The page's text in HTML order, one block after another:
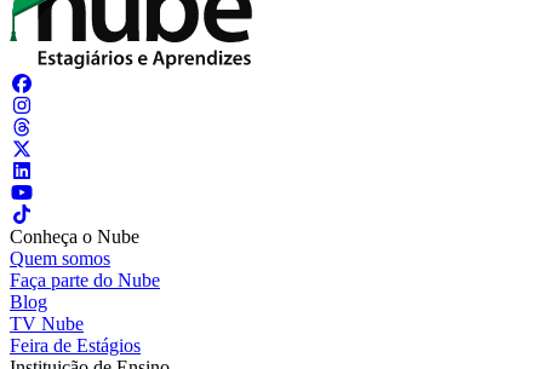
Conheça o Nube
Quem somos
Faça parte do Nube
Blog
TV Nube
Feira de Estágios